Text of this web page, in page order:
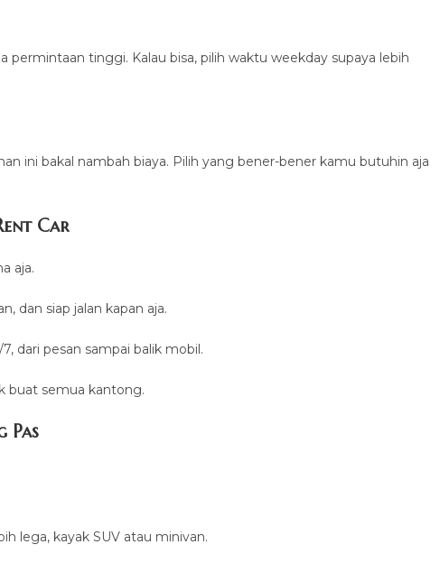
permintaan tinggi. Kalau bisa, pilih waktu weekday supaya lebih
ini bakal nambah biaya. Pilih yang bener-bener kamu butuhin aja
Car
aja.
dan siap jalan kapan aja.
dari pesan sampai balik mobil.
buat semua kantong.
Pas
lega, kayak SUV atau minivan.